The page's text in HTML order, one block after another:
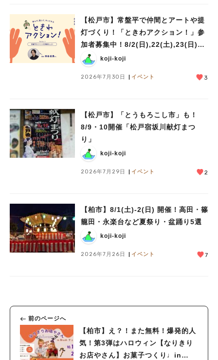
【松戸市】常盤平で仲間とアートや提
灯づくり！「ときわアクション！」参
加者募集中！8/2(日),22(土),23(日)開
催！
koji-koji
2026年7月30日 イベント 3
【松戸市】「とうもろこし市」も！
8/9・10開催「松戸宿坂川献灯まつ
り」
koji-koji
2026年7月29日 イベント 2
【柏市】8/1(土)‐2(日) 開催！高田・篠
籠田・永楽台など夏祭り・盆踊り5選
koji-koji
2026年7月26日 イベント 7
前のページへ
【柏市】え？！また無料！爆発的人
気！第3弾はハロウィン【なりきり
お店やさん】お菓子つくり♩in